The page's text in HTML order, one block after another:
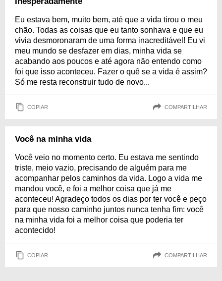
Eu estava bem, muito bem, até que a vida tirou o meu
chão. Todas as coisas que eu tanto sonhava e que eu
vivia desmoronaram de uma forma inacreditável! Eu vi
meu mundo se desfazer em dias, minha vida se
acabando aos poucos e até agora não entendo como
foi que isso aconteceu. Fazer o quê se a vida é assim?
Só me resta reconstruir tudo de novo...
COPIAR COMPARTILHAR
Você na minha vida
Você veio no momento certo. Eu estava me sentindo
triste, meio vazio, precisando de alguém para me
acompanhar pelos caminhos da vida. Logo a vida me
mandou você, e foi a melhor coisa que já me
aconteceu! Agradeço todos os dias por ter você e peço
para que nosso caminho juntos nunca tenha fim: você
na minha vida foi a melhor coisa que poderia ter
acontecido!
COPIAR COMPARTILHAR